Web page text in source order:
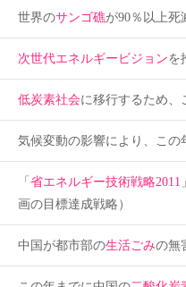
世界のサンゴ礁が90％以上死
次世代エネルギービジョンを
低炭素社会に移行するため、
気候変動の影響により、この
「 省エネルギー技術戦略2011
画の目標達成戦略）
中国が都市部の生活ごみの無